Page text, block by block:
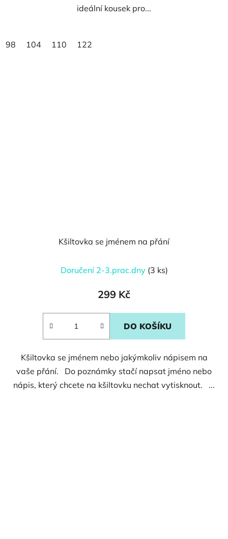
ideální kousek pro...
98 104 110 122
Kšiltovka se jménem na přání
Doručení 2-3.prac.dny (3 ks)
299 Kč
DO KOŠÍKU
Kšiltovka se jménem nebo jakýmkoliv nápisem na
vaše přání. Do poznámky stačí napsat jméno nebo
nápis, který chcete na kšiltovku nechat vytisknout. ...